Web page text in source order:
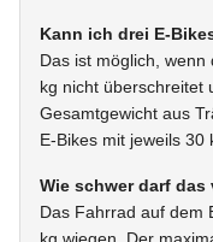
Kann ich drei E-
Das ist möglich,
kg nicht überschreitet
Gesamtgewicht aus
E-Bikes mit jeweils 30
Wie schwer darf das
Das Fahrrad auf dem